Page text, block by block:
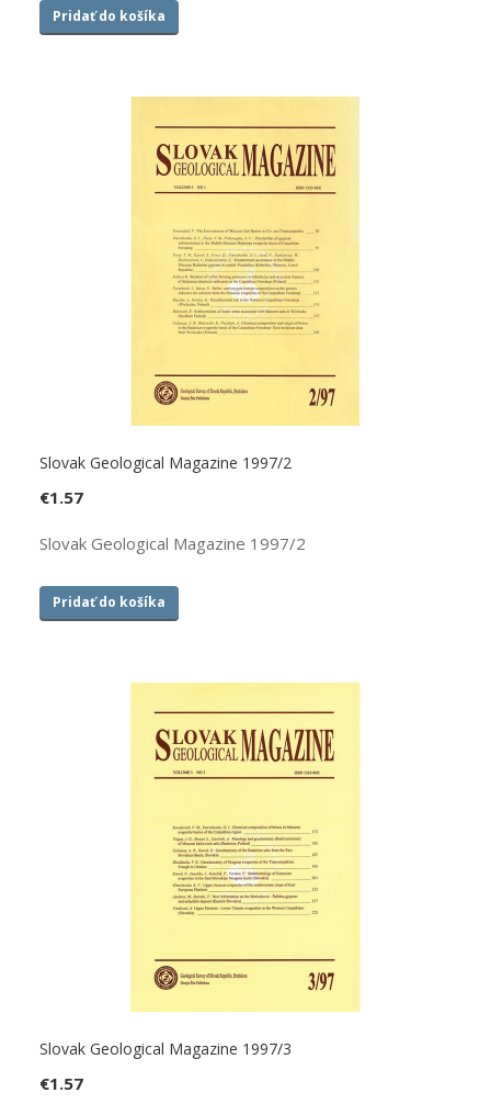
Pridať do košíka
Slovak Geological Magazine 1997/2
€1.57
Slovak Geological Magazine 1997/2
Pridať do košíka
Slovak Geological Magazine 1997/3
€1.57